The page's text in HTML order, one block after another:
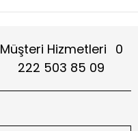
Müşteri Hizmetleri 0
222 503 85 09